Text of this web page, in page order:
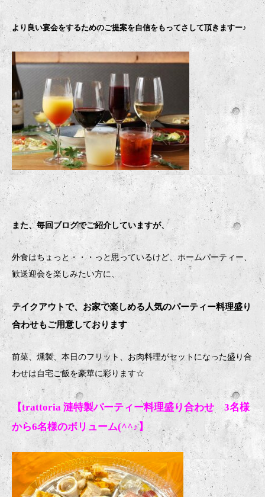
より良い宴会をするためのご提案を自信をもってさして頂きますー♪
また、毎回ブログでご紹介していますが、
外食はちょっと・・・っと思っているけど、ホームパーティー、
歓送迎会を楽しみたい方に、
テイクアウトで、お家で楽しめる人気のパーティー料理盛り
合わせもご用意しております
前菜、燻製、本日のフリット、お肉料理がセットになった盛り合
わせは自宅ご飯を豪華に彩ります☆
【trattoria 漣特製パーティー料理盛り合わせ 3名様
から6名様のボリューム(^^♪】